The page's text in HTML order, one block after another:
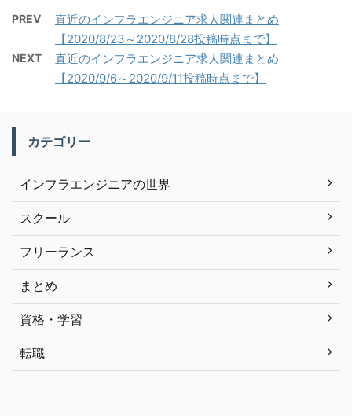
PREV
直近のインフラエンジニア求人関連まとめ
【2020/8/23～2020/8/28投稿時点まで】
NEXT
直近のインフラエンジニア求人関連まとめ
【2020/9/6～2020/9/11投稿時点まで】
カテゴリー
インフラエンジニアの世界
スクール
フリーランス
まとめ
資格・学習
転職